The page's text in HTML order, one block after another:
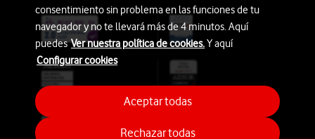
consentimiento sin problema en las funciones de tu
navegador y no te llevará más de 4 minutos. Aquí
puedesVer nuestra política de cookies.Y aquí
Configurar cookies
Rechazar todas
Aceptar todas